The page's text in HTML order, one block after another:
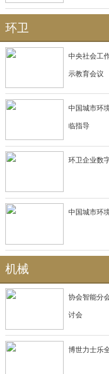
环卫
中央社会工
示教育会议
中国城市环
临指导
环卫企业数
中国城市环
机械
协会智能分
讨会
博世力士乐